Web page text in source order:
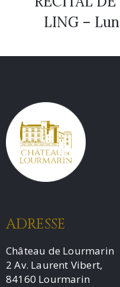
LING –
ADRESSE
Château de Lourmarin
2 Av. Laurent Vibert,
84160 Lourmarin